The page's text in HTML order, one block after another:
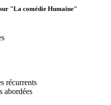
"La comédie Humaine"
récurrents
abordées